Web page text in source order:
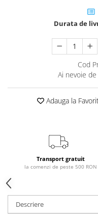
Durata de
Cod
Ai nevoie
Adauga la
Transport gratuit
la comenzi de peste 500 RON
Descriere